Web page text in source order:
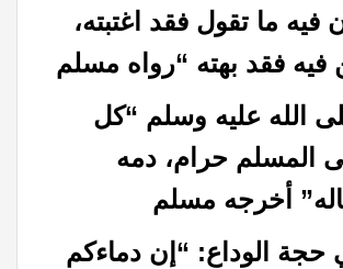
فيه ما تقول فقد اغتبته،
فيه فقد بهته “رواه مسلم
الله عليه وسلم “كل
المسلم حرام، دمه
أخرجه مسلم
حجة الوداع: “إن دماءكم